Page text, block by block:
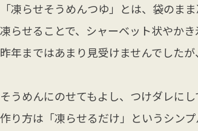
「凍らせそうめんつゆ」とは、袋のま
凍らせることで、シャーベット状やか
昨年まではあまり見受けませんでした
そうめんにのせてもよし、つけダレにし
作り方は「凍らせるだけ」というシンプ